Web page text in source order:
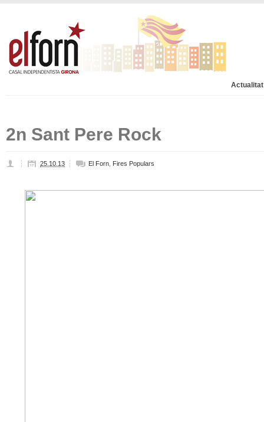
Actualitat
2n Sant Pere Rock
25.10.13 El Forn Fires Populars